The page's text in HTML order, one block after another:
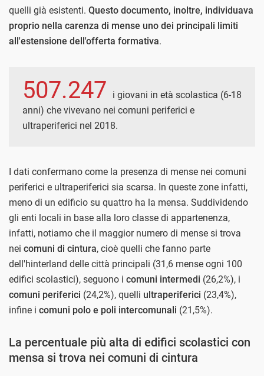
quelli già esistenti. Questo documento, inoltre, individuava
proprio nella carenza di mense uno dei principali limiti
all'estensione dell'offerta formativa.
507.247
i giovani in età scolastica (6-18
anni) che vivevano nei comuni periferici e
ultraperiferici nel 2018.
I dati confermano come la presenza di mense nei comuni
periferici e ultraperiferici sia scarsa. In queste zone infatti,
meno di un edificio su quattro ha la mensa. Suddividendo
gli enti locali in base alla loro classe di appartenenza,
infatti, notiamo che il maggior numero di mense si trova
nei comuni di cintura, cioè quelli che fanno parte
dell'hinterland delle città principali (31,6 mense ogni 100
edifici scolastici), seguono i comuni intermedi (26,2%), i
comuni periferici (24,2%), quelli ultraperiferici (23,4%),
infine i comuni polo e poli intercomunali (21,5%).
La percentuale più alta di edifici scolastici con
mensa si trova nei comuni di cintura